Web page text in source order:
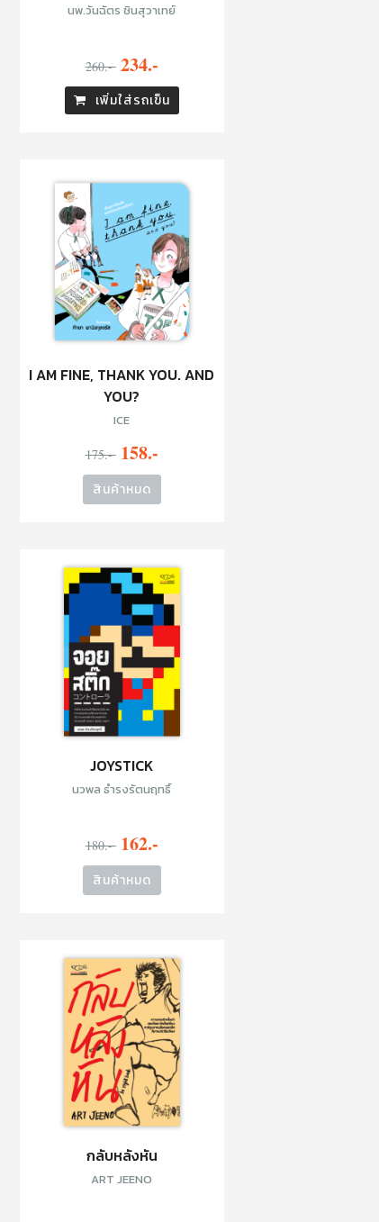
นพ.วันฉัตร ชินสุวาเทย์
260.- 234.-
เพิ่มใส่รถเข็น
I AM FINE, THANK YOU. AND
YOU?
ICE
175.- 158.-
สินค้าหมด
JOYSTICK
นวพล ธำรงรัตนฤทธิ์
180.- 162.-
สินค้าหมด
กลับหลังหัน
ART JEENO